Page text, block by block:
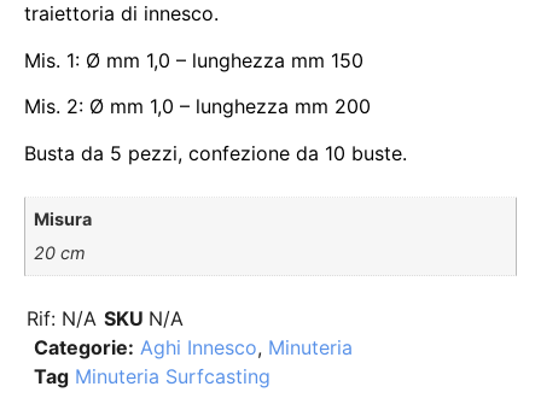
traiettoria di innesco.
Mis. 1: Ø mm 1,0 – lunghezza mm 150
Mis. 2: Ø mm 1,0 – lunghezza mm 200
Busta da 5 pezzi, confezione da 10 buste.
Misura
20 cm
Rif: N/A SKU N/A
Categorie: Aghi Innesco, Minuteria
Tag Minuteria Surfcasting